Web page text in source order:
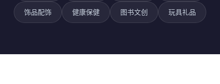
饰品配饰 健康保健 图书文创 玩具礼品